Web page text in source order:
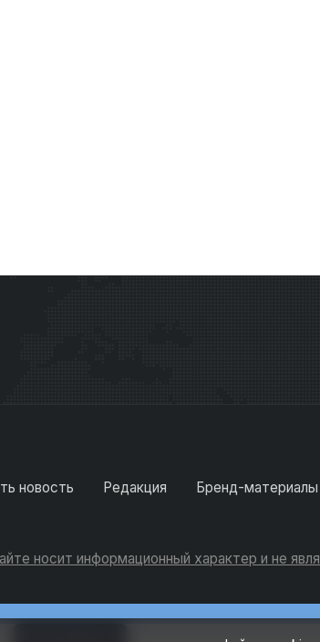
новость Редакция Бренд-материалы
носит информационный характер и не